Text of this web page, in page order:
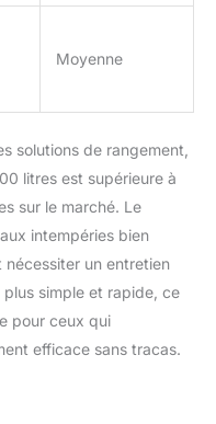
Moyenne
solutions de rangement,
litres est supérieure à
sur le marché. Le
intempéries bien
nécessiter un entretien
simple et rapide, ce
pour ceux qui
efficace sans tracas.